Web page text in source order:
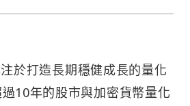
於打造長期穩健成長的量化
10年的股市與加密貨幣量化